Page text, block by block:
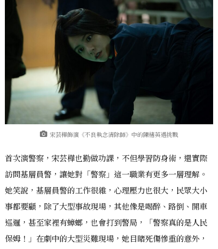
宋芸樺飾演《不良執念清除師》中的陳楮英遇挑戰
首次演警察，宋芸樺也勤做功課，不但學習防身術，還實際
訪問基層員警，讓她對「警察」這一職業有更多一層理解。
她笑說，基層員警的工作很雜，心理壓力也很大，民眾大小
事都要顧，除了大型事故現場，其他像是喝醉、路倒、開車
巡邏，甚至家裡有蟑螂，也會打到警局，「警察真的是人民
保姆！」在劇中的大型災難現場，她目睹死傷慘重的意外，